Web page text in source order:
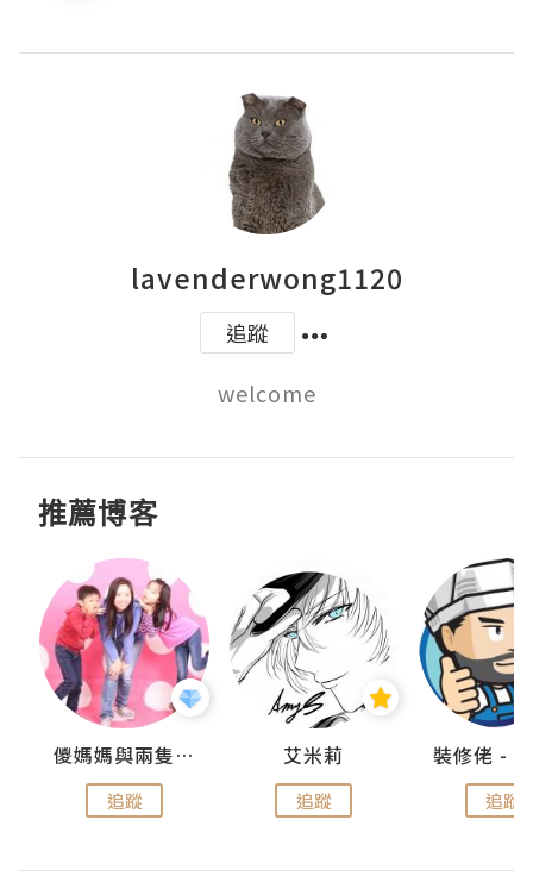
lavenderwong1120
追蹤
welcome
推薦博客
儍媽媽與兩隻小魔怪之家
追蹤
艾米莉
追蹤 追蹤